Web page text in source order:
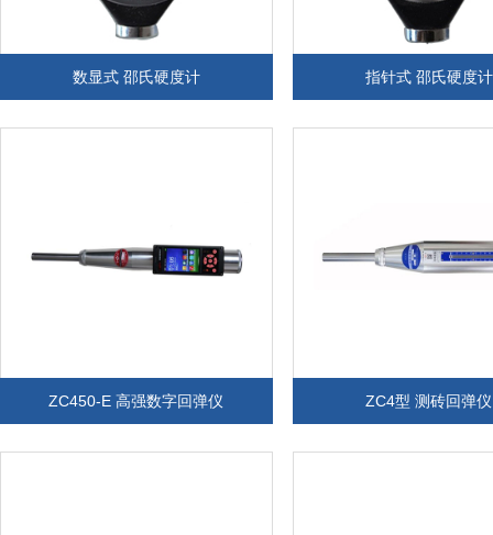
数显式 邵氏硬度计 指针式 邵氏硬度计
ZC450-E 高强数字回弹仪 ZC4型 测砖回弹仪